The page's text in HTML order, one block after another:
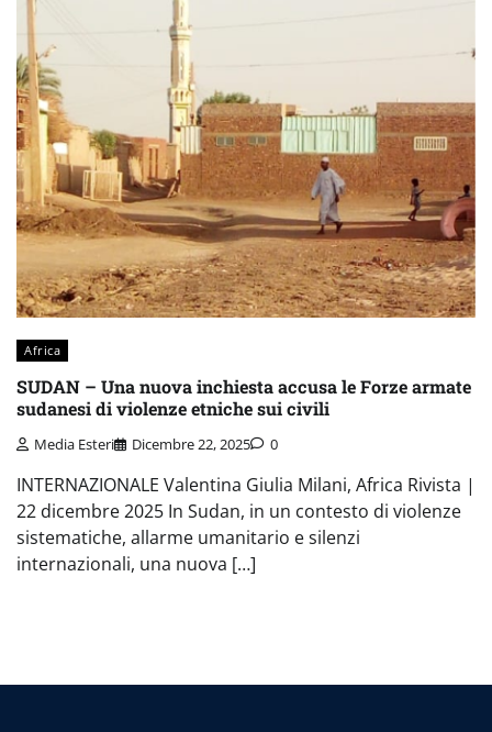
Africa
SUDAN – Una nuova inchiesta accusa le Forze armate
sudanesi di violenze etniche sui civili
Media Esteri Dicembre 22, 2025 0
INTERNAZIONALE Valentina Giulia Milani, Africa Rivista |
22 dicembre 2025 In Sudan, in un contesto di violenze
sistematiche, allarme umanitario e silenzi
internazionali, una nuova […]